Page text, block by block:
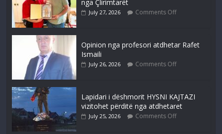
nga Çlirimtarët
July 27, 2026 Comments Off
Opinion nga profesori atdhetar Rafet
Ismaili
July 26, 2026 Comments Off
Lapidari i dëshmorit HYSNI KAJTAZI
vizitohet përditë nga atdhetaret
July 25, 2026 Comments Off